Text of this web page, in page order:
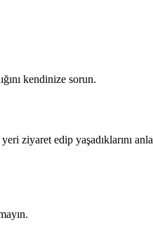
kendinize sorun.
ziyaret edip yaşadıklarını